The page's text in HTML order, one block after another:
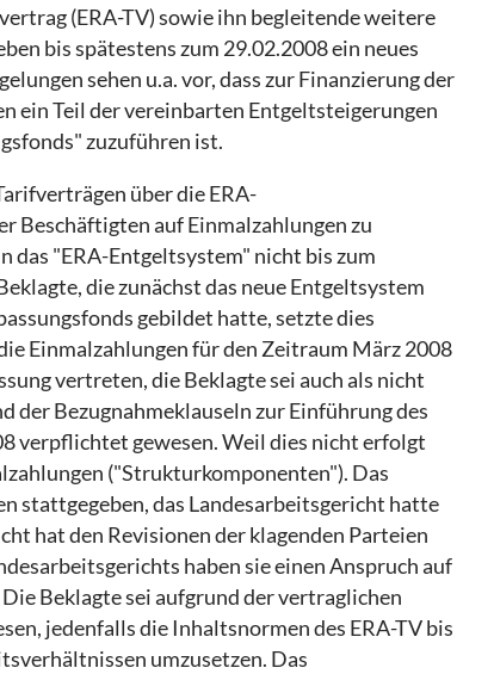
(ERA-TV) sowie ihn begleitende weitere
bis spätestens zum 29.02.2008 ein neues
sehen u.a. vor, dass zur Finanzierung der
ein Teil der vereinbarten Entgeltsteigerungen
zuzuführen ist.
über die ERA-
Beschäftigten auf Einmalzahlungen zu
"ERA-Entgeltsystem" nicht bis zum
die zunächst das neue Entgeltsystem
gebildet hatte, setzte dies
Einmalzahlungen für den Zeitraum März 2008
vertreten, die Beklagte sei auch als nicht
der Bezugnahmeklauseln zur Einführung des
verpflichtet gewesen. Weil dies nicht erfolgt
("Strukturkomponenten"). Das
stattgegeben, das Landesarbeitsgericht hatte
hat den Revisionen der klagenden Parteien
haben sie einen Anspruch auf
Beklagte sei aufgrund der vertraglichen
jedenfalls die Inhaltsnormen des ERA-TV bis
umzusetzen. Das